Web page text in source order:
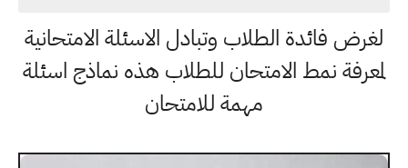
لغرض فائدة الطلاب وتبادل الاسئلة الامتحانية
لمعرفة نمط الامتحان للطلاب هذه نماذج اسئلة
مهمة للامتحان